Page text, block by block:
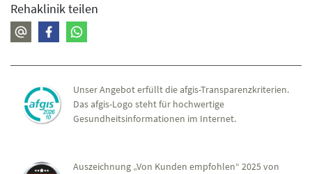
Rehaklinik teilen
Unser Angebot erfüllt die afgis-Transparenzkriterien.
Das afgis-Logo steht für hochwertige
Gesundheitsinformationen im Internet.
Auszeichnung „Von Kunden empfohlen“ 2025 von